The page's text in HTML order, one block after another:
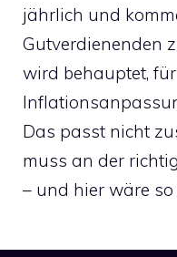
jährlich und
Gutverdienenden
wird behauptet,
Das passt nicht
muss an der
– und hier wäre so